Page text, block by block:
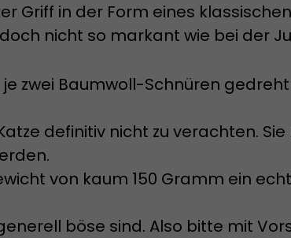
Griff in der Form eines
nicht so markant wie bei der
zwei Baumwoll-Schnüren
definitiv nicht zu verachten.
von kaum 150 Gramm ein
böse sind. Also bitte mit